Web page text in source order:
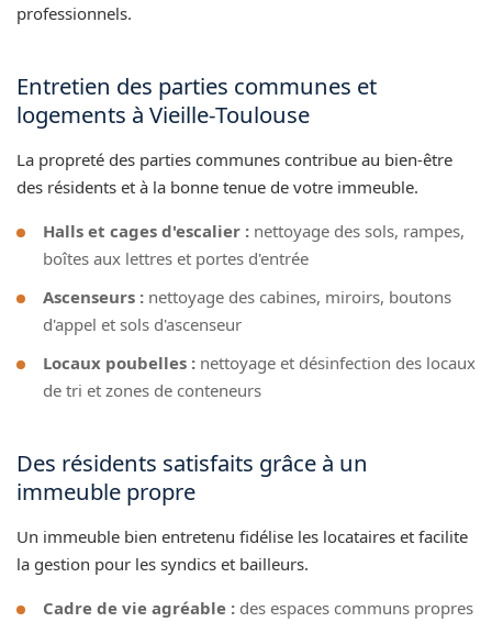
professionnels.
Entretien des parties communes et
logements à Vieille-Toulouse
La propreté des parties communes contribue au bien-être
des résidents et à la bonne tenue de votre immeuble.
Halls et cages d'escalier : nettoyage des sols, rampes,
boîtes aux lettres et portes d'entrée
Ascenseurs : nettoyage des cabines, miroirs, boutons
d'appel et sols d'ascenseur
Locaux poubelles : nettoyage et désinfection des locaux
de tri et zones de conteneurs
Des résidents satisfaits grâce à un
immeuble propre
Un immeuble bien entretenu fidélise les locataires et facilite
la gestion pour les syndics et bailleurs.
Cadre de vie agréable : des espaces communs propres